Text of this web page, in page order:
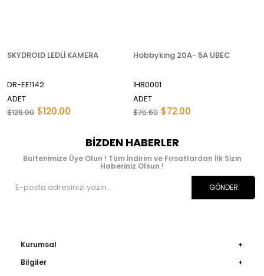
SKYDROID LEDLİ KAMERA
DR-EE1142
ADET
$120.00
$126.00
Hobbyking 20A- 5A UBEC
İHB0001
ADET
$72.00
$75.60
BIZDEN HABERLER
Bültenimize Üye Olun ! Tüm İndirim ve Fırsatlardan İlk Sizin
Haberiniz Olsun !
GÖNDER
Kurumsal
Bilgiler